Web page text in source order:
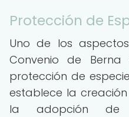
Protección de
Uno de los
Convenio de
protección de
establece la
la adopción